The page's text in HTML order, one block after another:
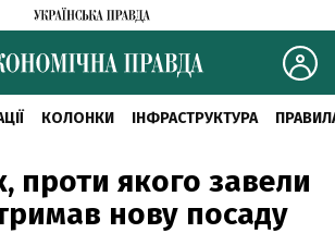
КОЛОНКИ ІНФРАСТРУКТУРА
проти якого завели
нову посаду